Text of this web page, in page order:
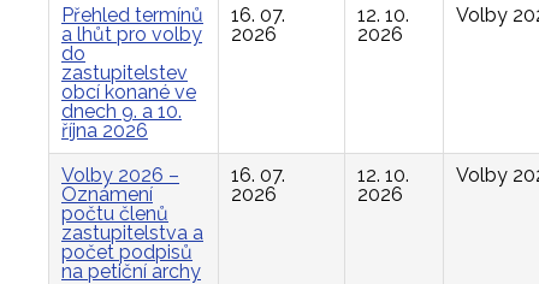
Přehled termínů
a lhůt pro volby
do
zastupitelstev
obcí konané ve
dnech 9. a 10.
října 2026
16. 07.
2026
12. 10.
2026
Volby
Volby 2026 –
Oznámení
počtu členů
zastupitelstva a
počet podpisů
na petiční archy
16. 07.
2026
12. 10.
2026
Volby